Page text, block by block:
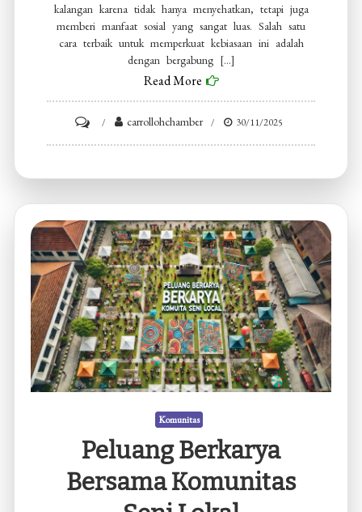
kalangan karena tidak hanya menyehatkan, tetapi juga
memberi manfaat sosial yang sangat luas. Salah satu
cara terbaik untuk memperkuat kebiasaan ini adalah
dengan bergabung […]
Read More
Manfaat
Sepeda
carrollohchamber 30/11/2025
Komunitas
Peluang Berkarya
Bersama Komunitas